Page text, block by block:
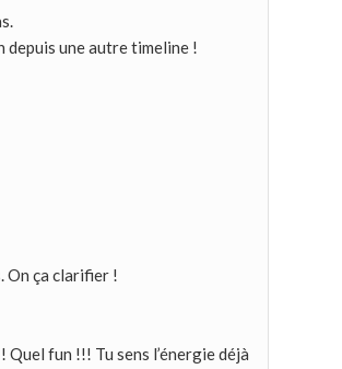
depuis une autre timeline !
On ça clarifier !
fun !!! Tu sens l’énergie déjà